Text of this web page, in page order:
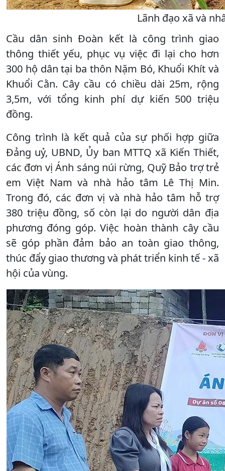
Lãnh đạo xã và
Cầu dân sinh Đoàn kết là công trình giao
thông thiết yếu, phục vụ việc đi lại cho hơn
300 hộ dân tại ba thôn Nặm Bó, Khuổi Khít và
Khuổi Cằn. Cây cầu có chiều dài 25m, rộng
3,5m, với tổng kinh phí dự kiến 500 triệu
đồng.
Công trình là kết quả của sự phối hợp giữa
Đảng uỷ, UBND, Ủy ban MTTQ xã Kiến Thiết,
các đơn vị Ánh sáng núi rừng, Quỹ Bảo trợ trẻ
em Việt Nam và nhà hảo tâm Lê Thị Min.
Trong đó, các đơn vị và nhà hảo tâm hỗ trợ
380 triệu đồng, số còn lại do người dân địa
phương đóng góp. Việc hoàn thành cây cầu
sẽ góp phần đảm bảo an toàn giao thông,
thúc đẩy giao thương và phát triển kinh tế - xã
hội của vùng.